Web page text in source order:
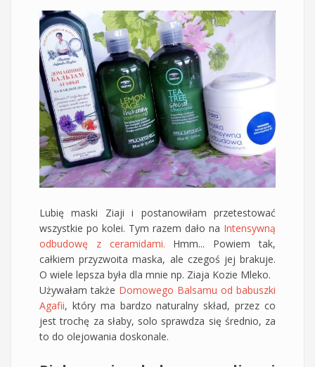
Lubię maski Ziaji i postanowiłam przetestować
wszystkie po kolei. Tym razem dało na Intensywną
odbudowę z ceramidami. Hmm... Powiem tak,
całkiem przyzwoita maska, ale czegoś jej brakuje.
O wiele lepsza była dla mnie np. Ziaja Kozie Mleko.
Używałam także Domowego Balsamu od babuszki
Agafii, który ma bardzo naturalny skład, przez co
jest trochę za słaby, solo sprawdza się średnio, za
to do olejowania doskonale.